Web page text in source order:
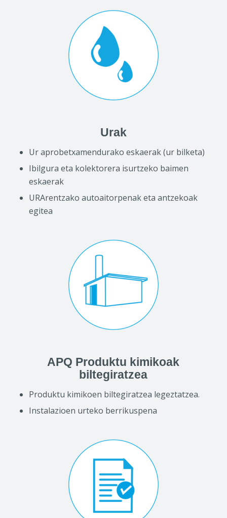
Urak
Ur aprobetxamendurako eskaerak (ur bilketa)
Ibilgura eta kolektorera isurtzeko baimen
eskaerak
URArentzako autoaitorpenak eta antzekoak
egitea
APQ Produktu kimikoak
biltegiratzea
Produktu kimikoen biltegiratzea legeztatzea.
Instalazioen urteko berrikuspena